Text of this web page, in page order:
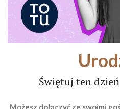
Świętuj ten
Możesz dołączyć ze swoimi